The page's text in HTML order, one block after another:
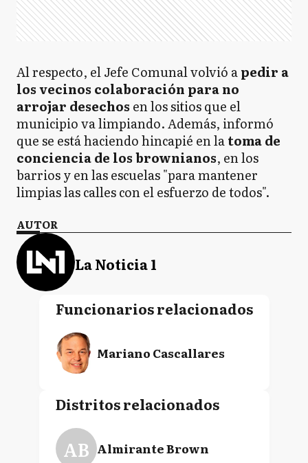
Al respecto, el Jefe Comunal volvió apedir a
los vecinos colaboración para no
arrojar desechos en los sitios que el
municipio va limpiando. Además, informó
que se está haciendo hincapié en latoma de
conciencia de los brownianos, en los
barrios y en las escuelas "para mantener
limpias las calles con el esfuerzo de todos".
AUTOR
La Noticia 1
Funcionarios relacionados
Mariano Cascallares
Distritos relacionados
AB Almirante Brown